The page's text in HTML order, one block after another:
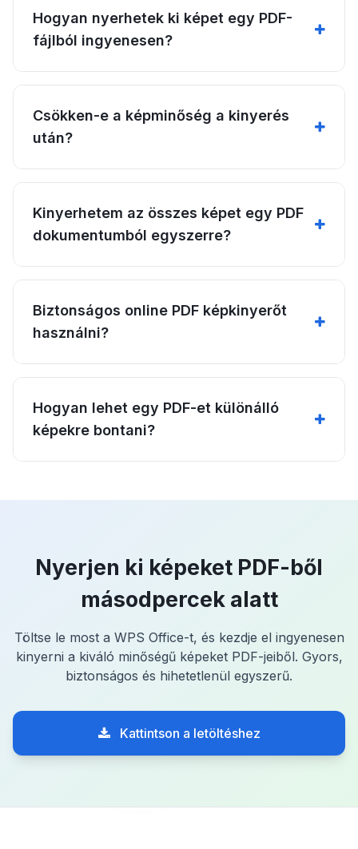
Hogyan nyerhetek ki képet egy PDF-
fájlból ingyenesen?
Csökken-e a képminőség a kinyerés
után?
Kinyerhetem az összes képet egy PDF
dokumentumból egyszerre?
Biztonságos online PDF képkinyerőt
használni?
Hogyan lehet egy PDF-et különálló
képekre bontani?
Nyerjen ki képeket PDF-ből
másodpercek alatt
Töltse le most a WPS Office-t, és kezdje el ingyenesen
kinyerni a kiváló minőségű képeket PDF-jeiből. Gyors,
biztonságos és hihetetlenül egyszerű.
Kattintson a letöltéshez